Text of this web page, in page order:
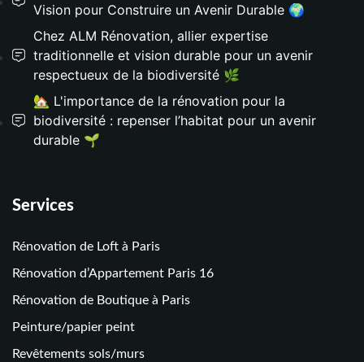
Vision pour Construire un Avenir Durable 🌍
Chez ALM Rénovation, allier expertise
traditionnelle et vision durable pour un avenir
respectueux de la biodiversité 🌿
🏡 L'importance de la rénovation pour la
biodiversité : repenser l’habitat pour un avenir
durable 🌱
Services
Rénovation de Loft à Paris
Rénovation d’Appartement Paris 16
Rénovation de Boutique à Paris
Peinture/papier peint
Revêtements sols/murs